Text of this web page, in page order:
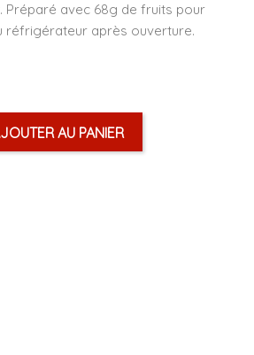
Préparé avec 68g de fruits pour
réfrigérateur après ouverture.
AU PANIER